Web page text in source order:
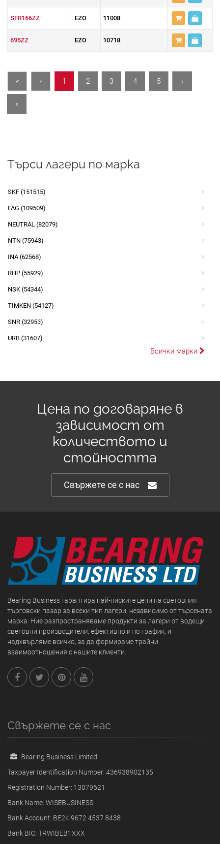
SFR166ZZ EZO 11008
695ZZ EZO 10718
« ‹ 1 2 3 4 5 ›
»
Търси лагери по марка
SKF (151515)
FAG (109509)
NEUTRAL (82079)
NTN (75943)
INA (62568)
RHP (55929)
NSK (54344)
TIMKEN (54127)
SNR (32953)
URB (31607)
Всички марки
Цена по договаряне в
зависимост от
количеството и
стойността
Свържете се с нас
Bearing Business гарантира най-ниските цени на световния
търговски пазар за всеки тип лагери, независимо от търсената
марка. Ние разпространяваме продукти за лагери от водещи
световни производители, ефективно и по график, и
надхвърляме всичко, за да формираме трайни
взаимоотношения с нашите клиенти.
Свържете се с нас
Bearing Business Limited
Taxpayer Identification Number: 436938902135
Registration Number: 13079621
Bank Name: WISEBUSINESS
Bank Account: BE24 9672 4537 8438
Bank BIC: TRWIBEB1XXX